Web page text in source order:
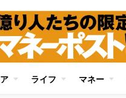
ライフ マネー